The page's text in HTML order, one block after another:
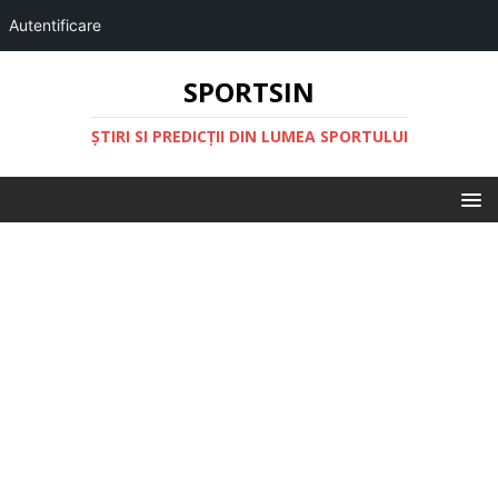
Autentificare
SPORTSIN
ŞTIRI SI PREDICŢII DIN LUMEA SPORTULUI